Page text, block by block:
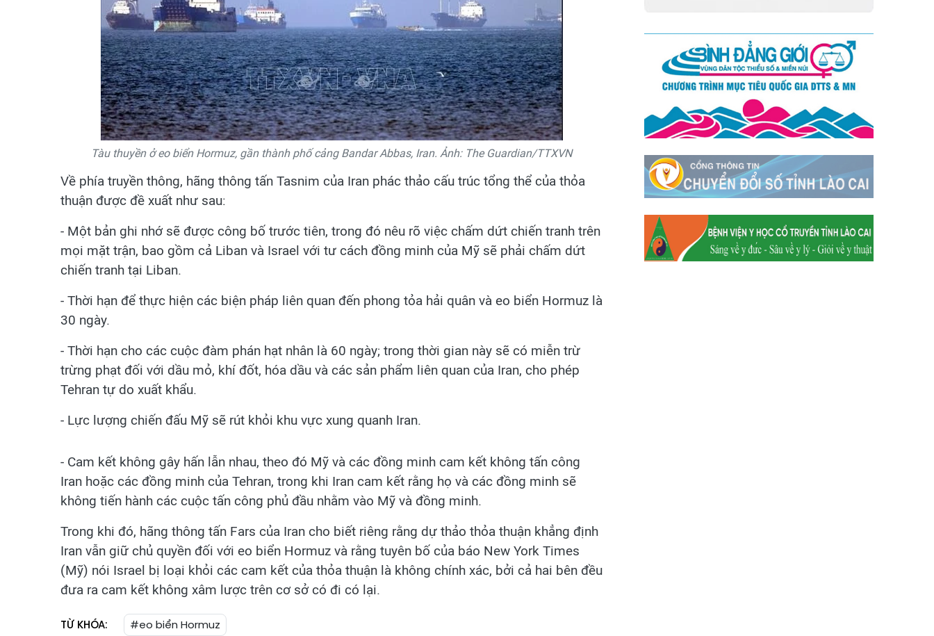
Tàu thuyền ở eo biển Hormuz, gần thành phố cảng Bandar Abbas, Iran. Ảnh: The Guardian/TTXVN
Về phía truyền thông, hãng thông tấn Tasnim của Iran phác thảo cấu trúc tổng thể của thỏa
thuận được đề xuất như sau:
- Một bản ghi nhớ sẽ được công bố trước tiên, trong đó nêu rõ việc chấm dứt chiến tranh trên
mọi mặt trận, bao gồm cả Liban và Israel với tư cách đồng minh của Mỹ sẽ phải chấm dứt
chiến tranh tại Liban.
- Thời hạn để thực hiện các biện pháp liên quan đến phong tỏa hải quân và eo biển Hormuz là
30 ngày.
- Thời hạn cho các cuộc đàm phán hạt nhân là 60 ngày; trong thời gian này sẽ có miễn trừ
trừng phạt đối với dầu mỏ, khí đốt, hóa dầu và các sản phẩm liên quan của Iran, cho phép
Tehran tự do xuất khẩu.
- Lực lượng chiến đấu Mỹ sẽ rút khỏi khu vực xung quanh Iran.
- Cam kết không gây hấn lẫn nhau, theo đó Mỹ và các đồng minh cam kết không tấn công
Iran hoặc các đồng minh của Tehran, trong khi Iran cam kết rằng họ và các đồng minh sẽ
không tiến hành các cuộc tấn công phủ đầu nhằm vào Mỹ và đồng minh.
Trong khi đó, hãng thông tấn Fars của Iran cho biết riêng rằng dự thảo thỏa thuận khẳng định
Iran vẫn giữ chủ quyền đối với eo biển Hormuz và rằng tuyên bố của báo New York Times
(Mỹ) nói Israel bị loại khỏi các cam kết của thỏa thuận là không chính xác, bởi cả hai bên đều
đưa ra cam kết không xâm lược trên cơ sở có đi có lại.
TỪ KHÓA: #eo biển Hormuz
Xã Mường
Hum
Xã Dền Sáng
Xã Y Tý
Xã A Mú Sung
Xã Trịnh Tường
Xã Bản Xèo
Xã Bát Xát
Xã Võ Lao
Xã Khánh Yên
Xã Văn Bàn
Xã Dương Quỳ
Xã Nậm Chảy
Xã Bảo Yên
Xã Nghĩa Đô
Xã Thượng Hà